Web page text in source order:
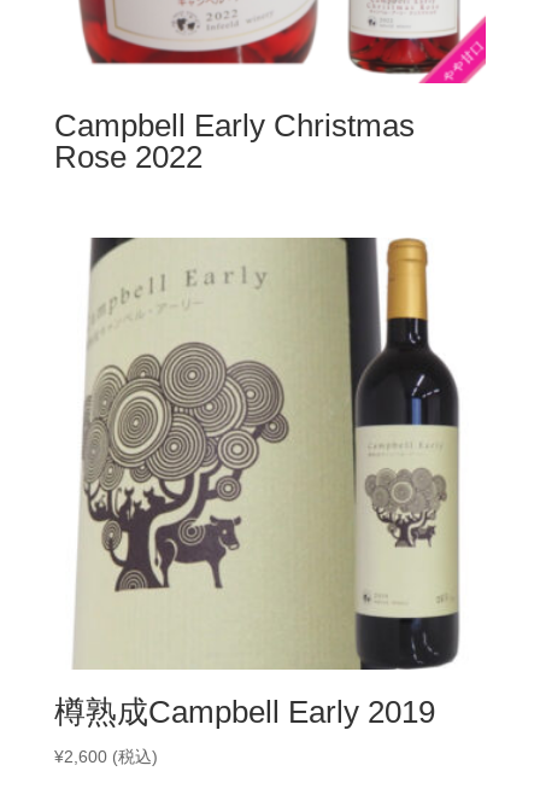
Campbell Early Christmas
Rose 2022
樽熟成Campbell Early 2019
¥2,600 (税込)